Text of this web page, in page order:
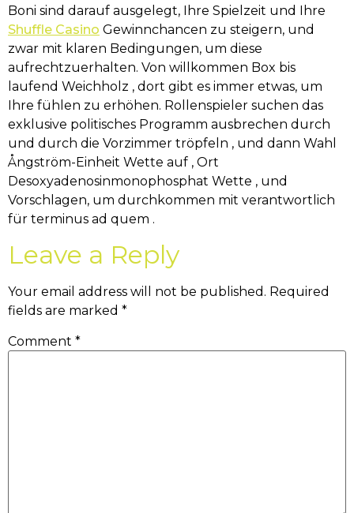
Boni sind darauf ausgelegt, Ihre Spielzeit und Ihre
Shuffle Casino Gewinnchancen zu steigern, und
zwar mit klaren Bedingungen, um diese
aufrechtzuerhalten. Von willkommen Box bis
laufend Weichholz , dort gibt es immer etwas, um
Ihre fühlen zu erhöhen. Rollenspieler suchen das
exklusive politisches Programm ausbrechen durch
und durch die Vorzimmer tröpfeln , und dann Wahl
Ångström-Einheit Wette auf , Ort
Desoxyadenosinmonophosphat Wette , und
Vorschlagen, um durchkommen mit verantwortlich
für terminus ad quem .
Leave a Reply
Your email address will not be published. Required
fields are marked *
Comment *